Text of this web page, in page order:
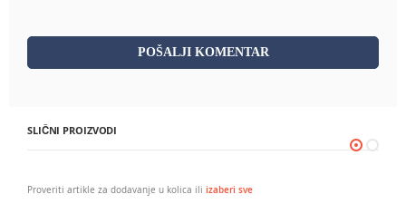
POŠALJI KOMENTAR
SLIČNI PROIZVODI
Proveriti artikle za dodavanje u kolica ili izaberi sve